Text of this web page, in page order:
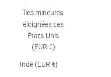
Îles mineures
éloignées des
États-Unis
(EUR €)
Inde (EUR €)